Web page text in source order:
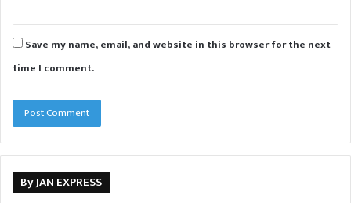
Save my name, email, and website in this browser for the next
time I comment.
By JAN EXPRESS